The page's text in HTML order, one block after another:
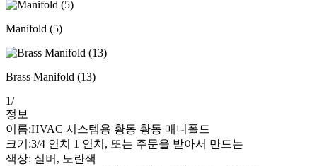
Manifold (5)
Brass Manifold (13)
1/
정보
이름:HVAC 시스템용 황동 황동 매니폴드
크기:3/4 인치 1 인치, 또는 주문을 받아서 만드는
색상: 실버, 노란색